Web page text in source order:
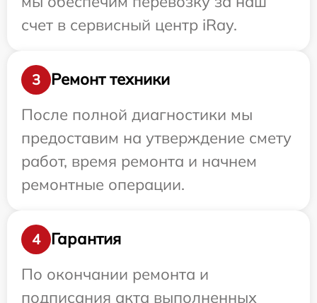
счет в сервисный центр iRay.
3
Ремонт техники
После полной диагностики мы
предоставим на утверждение смету
работ, время ремонта и начнем
ремонтные операции.
4
Гарантия
По окончании ремонта и
подписания акта выполненных